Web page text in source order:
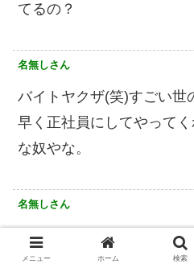
てるの？
名無しさん
バイトヤクザ(笑)すごい世
早く正社員にしてやって
な奴やな。
名無しさん
暴力団でアルバイト？
立派！
メニュー ホーム 検索